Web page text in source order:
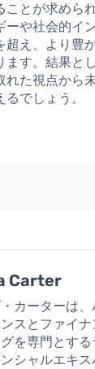
ことが求めら
ーや社会的イ
超え、より豊
ます。結果と
れた視点から
でしょう。
Carter
カーターは
スとファイ
を専門とす
シャルエキス